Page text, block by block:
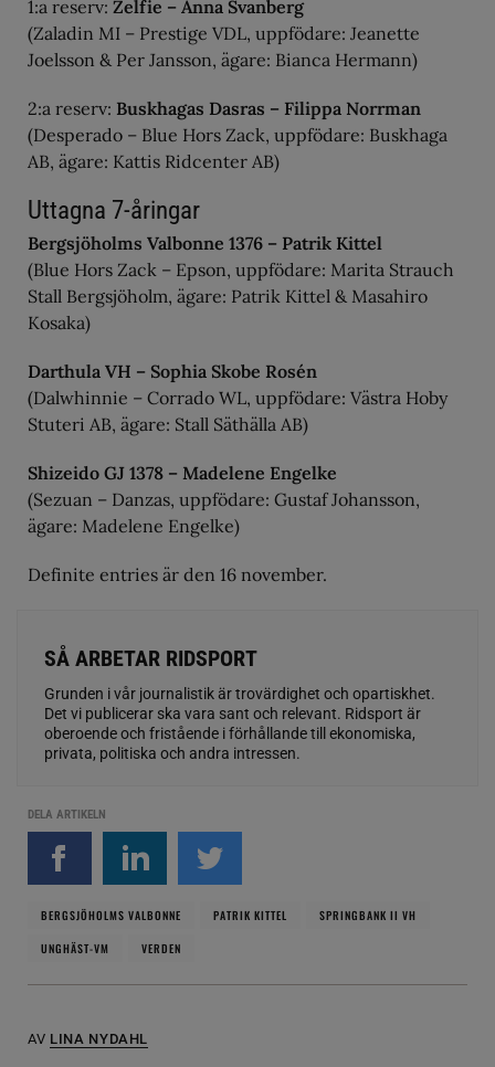
1:a reserv: Zelfie – Anna Svanberg
(Zaladin MI – Prestige VDL, uppfödare: Jeanette
Joelsson & Per Jansson, ägare: Bianca Hermann)
2:a reserv: Buskhagas Dasras – Filippa Norrman
(Desperado – Blue Hors Zack, uppfödare: Buskhaga
AB, ägare: Kattis Ridcenter AB)
Uttagna 7-åringar
Bergsjöholms Valbonne 1376 – Patrik Kittel
(Blue Hors Zack – Epson, uppfödare: Marita Strauch
Stall Bergsjöholm, ägare: Patrik Kittel & Masahiro
Kosaka)
Darthula VH – Sophia Skobe Rosén
(Dalwhinnie – Corrado WL, uppfödare: Västra Hoby
Stuteri AB, ägare: Stall Säthälla AB)
Shizeido GJ 1378 – Madelene Engelke
(Sezuan – Danzas, uppfödare: Gustaf Johansson,
ägare: Madelene Engelke)
Definite entries är den 16 november.
SÅ ARBETAR RIDSPORT
Grunden i vår journalistik är trovärdighet och opartiskhet.
Det vi publicerar ska vara sant och relevant. Ridsport är
oberoende och fristående i förhållande till ekonomiska,
privata, politiska och andra intressen.
DELA ARTIKELN
BERGSJÖHOLMS VALBONNE PATRIK KITTEL
SPRINGBANK II VH
UNGHÄST-VM
VERDEN
AV LINA NYDAHL